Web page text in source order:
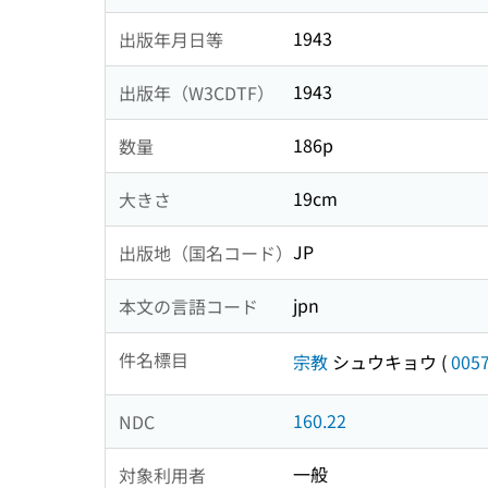
出版年月日等 1943
出版年（W3CDTF） 1943
数量 186p
大きさ 19cm
出版地（国名コード） JP
本文の言語コード jpn
件名標目 宗教 シュウキョウ (
NDC 160.22
対象利用者 一般